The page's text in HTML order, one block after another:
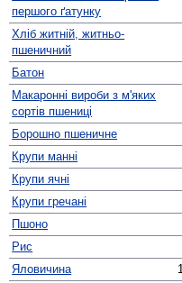
першого ґатунку
Хліб житній, житньо-
пшеничний
Батон
Макаронні вироби з м'яких
сортів пшениці
Борошно пшеничне
Крупи манні
Крупи ячні
Крупи гречані
Пшоно
Рис
Яловичина